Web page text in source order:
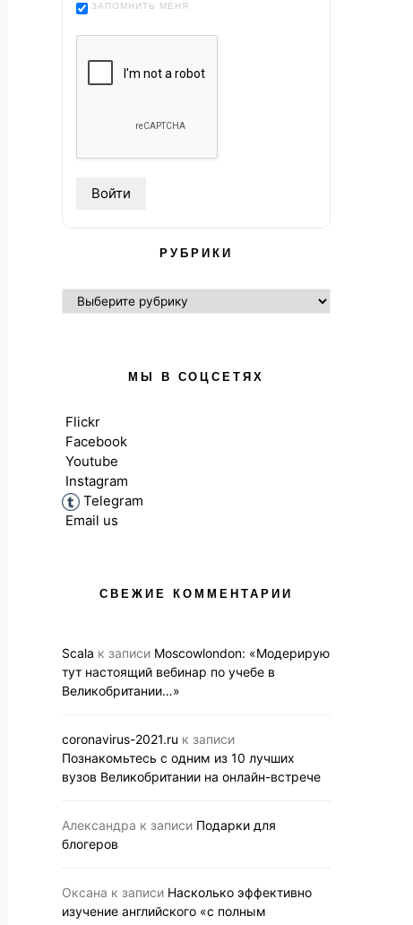
ЗАПОМНИТЬ МЕНЯ
РУБРИКИ
РУБРИКИ
МЫ В СОЦСЕТЯХ
Flickr
Facebook
Youtube
Instagram
Telegram
Email us
СВЕЖИЕ КОММЕНТАРИИ
Scala к записи Moscowlondon: «Модерирую
тут настоящий вебинар по учебе в
Великобритании…»
coronavirus-2021.ru к записи
Познакомьтесь с одним из 10 лучших
вузов Великобритании на онлайн-встрече
Александра к записи Подарки для
блогеров
Оксана к записи Насколько эффективно
изучение английского «с полным